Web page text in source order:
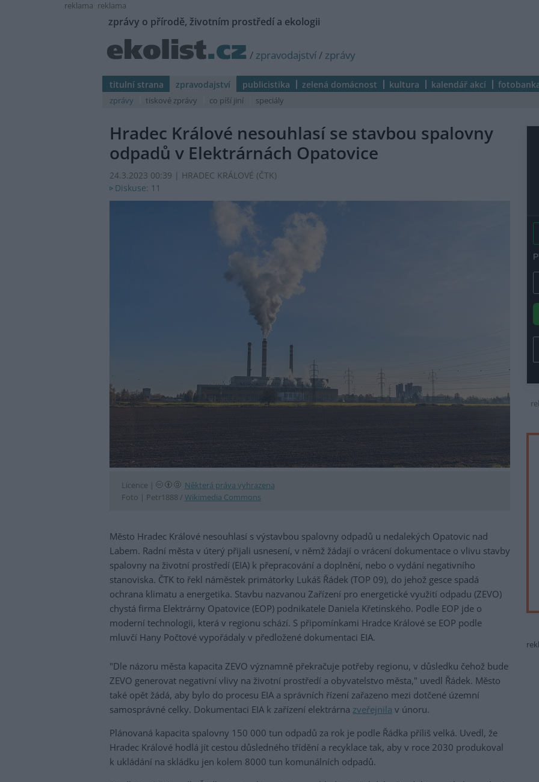
reklama reklama
zprávy o přírodě, životním prostředí a ekologii
/ zpravodajství/ zprávy
titulní strana zpravodajství publicistika zelená domácnost kultura kalendář akcí
zprávy tiskové zprávy co píší jiní speciály
Hradec Králové nesouhlasí se stavbou spalovny
odpadů v Elektrárnách Opatovice
24.3.2023 00:39 | HRADEC KRÁLOVÉ (ČTK)
Diskuse: 11
Licence |
Některá práva vyhrazena
Foto | Petr1888 / Wikimedia Commons
Město Hradec Králové nesouhlasí s výstavbou spalovny odpadů u nedalekých Opatovic nad
Labem. Radní města v úterý přijali usnesení, v němž žádají o vrácení dokumentace o vlivu stavby
spalovny na životní prostředí (EIA) k přepracování a doplnění, nebo o vydání negativního
stanoviska. ČTK to řekl náměstek primátorky Lukáš Řádek (TOP 09), do jehož gesce spadá
ochrana klimatu a energetika. Stavbu nazvanou Zařízení pro energetické využití odpadu (ZEVO)
chystá firma Elektrárny Opatovice (EOP) podnikatele Daniela Křetínského. Podle EOP jde o
moderní technologii, která v regionu schází. S připomínkami Hradce Králové se EOP podle
mluvčí Hany Počtové vypořádaly v předložené dokumentaci EIA.
"Dle názoru města kapacita ZEVO významně překračuje potřeby regionu, v důsledku čehož bude
ZEVO generovat negativní vlivy na životní prostředí a obyvatelstvo města," uvedl Řádek. Město
také opět žádá, aby bylo do procesu EIA a správních řízení zařazeno mezi dotčené územní
samosprávné celky. Dokumentaci EIA k zařízení elektrárna zveřejnila v únoru.
Plánovaná kapacita spalovny 150 000 tun odpadů za rok je podle Řádka příliš velká. Uvedl, že
Hradec Králové hodlá jít cestou důsledného třídění a recyklace tak, aby v roce 2030 produkoval
k ukládání na skládku jen kolem 8000 tun komunálních odpadů.